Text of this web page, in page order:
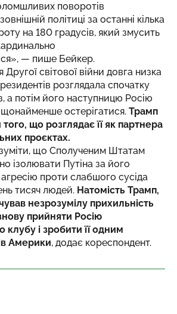
поворотів
політиці за останні кілька
на 180 градусів, який змусить
— пише Бейкер.
Другої світової війни довга низка
розглядала спочатку
а потім його наступницю Росію
щонайменше остерігатися. Трамп
того, що розглядає її як партнера
проєктах.
що Сполученим Штатам
ізолювати Путіна за його
проти слабшого сусіда
тисяч людей. Натомість Трамп,
незрозумілу прихильність
прийняти Росію
і зробити її одним
Америки, додає кореспондент.